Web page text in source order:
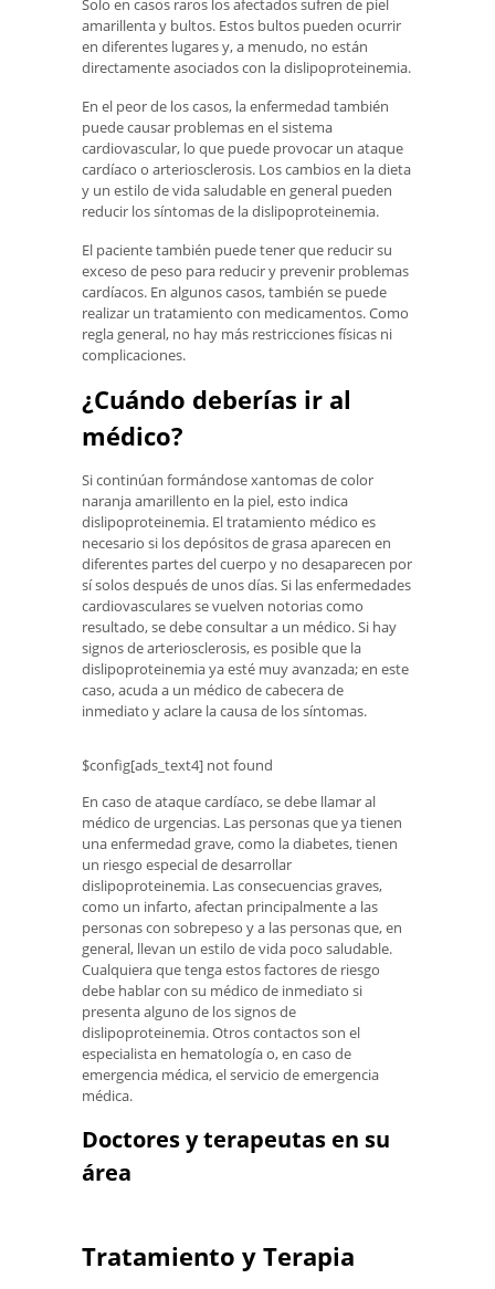
Solo en casos raros los afectados sufren de piel
amarillenta y bultos. Estos bultos pueden ocurrir
en diferentes lugares y, a menudo, no están
directamente asociados con la dislipoproteinemia.
En el peor de los casos, la enfermedad también
puede causar problemas en el sistema
cardiovascular, lo que puede provocar un ataque
cardíaco o arteriosclerosis. Los cambios en la dieta
y un estilo de vida saludable en general pueden
reducir los síntomas de la dislipoproteinemia.
El paciente también puede tener que reducir su
exceso de peso para reducir y prevenir problemas
cardíacos. En algunos casos, también se puede
realizar un tratamiento con medicamentos. Como
regla general, no hay más restricciones físicas ni
complicaciones.
¿Cuándo deberías ir al
médico?
Si continúan formándose xantomas de color
naranja amarillento en la piel, esto indica
dislipoproteinemia. El tratamiento médico es
necesario si los depósitos de grasa aparecen en
diferentes partes del cuerpo y no desaparecen por
sí solos después de unos días. Si las enfermedades
cardiovasculares se vuelven notorias como
resultado, se debe consultar a un médico. Si hay
signos de arteriosclerosis, es posible que la
dislipoproteinemia ya esté muy avanzada; en este
caso, acuda a un médico de cabecera de
inmediato y aclare la causa de los síntomas.
$config[ads_text4] not found
En caso de ataque cardíaco, se debe llamar al
médico de urgencias. Las personas que ya tienen
una enfermedad grave, como la diabetes, tienen
un riesgo especial de desarrollar
dislipoproteinemia. Las consecuencias graves,
como un infarto, afectan principalmente a las
personas con sobrepeso y a las personas que, en
general, llevan un estilo de vida poco saludable.
Cualquiera que tenga estos factores de riesgo
debe hablar con su médico de inmediato si
presenta alguno de los signos de
dislipoproteinemia. Otros contactos son el
especialista en hematología o, en caso de
emergencia médica, el servicio de emergencia
médica.
Doctores y terapeutas en su
área
Tratamiento y Terapia